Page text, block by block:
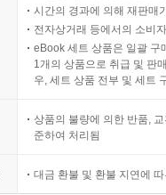
시간의 경과에 의해 재판매
전자상거래 등에서의 소비
eBook 세트 상품은 일괄 구
1개의 상품으로 취급 및 판
우, 세트 상품 전부 및 세트
상품의 불량에 의한 반품,
준하여 처리됨
대금 환불 및 환불 지연에